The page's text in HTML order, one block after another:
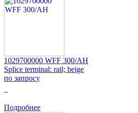
1029700000 WFF 300/AH
Splice terminal: rail; beige
по запросу
Подробнее